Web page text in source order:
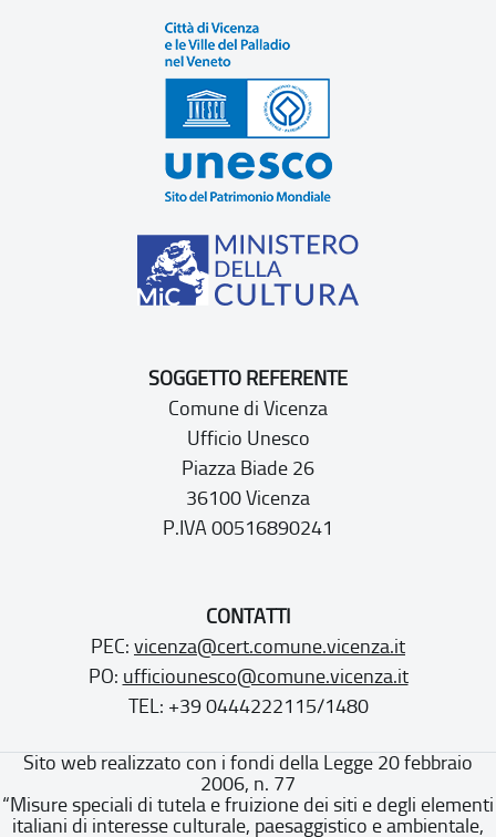
SOGGETTO REFERENTE
Comune di Vicenza
Ufficio Unesco
Piazza Biade 26
36100 Vicenza
P.IVA 00516890241
CONTATTI
PEC: vicenza@cert.comune.vicenza.it
PO: ufficiounesco@comune.vicenza.it
TEL: +39 0444222115/1480
Sito web realizzato con i fondi della Legge 20 febbraio
2006, n. 77
“Misure speciali di tutela e fruizione dei siti e degli elementi
italiani di interesse culturale, paesaggistico e ambientale,